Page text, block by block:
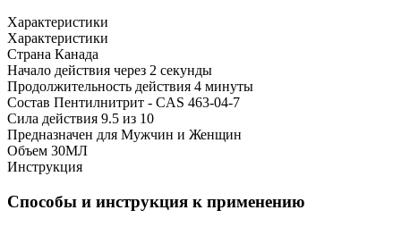
Характеристики
Характеристики
Страна Канада
Начало действия через 2 секунды
Продолжительность действия 4 минуты
Состав Пентилнитрит - CAS 463-04-7
Сила действия 9.5 из 10
Предназначен для Мужчин и Женщин
Объем 30МЛ
Инструкция
Способы и инструкция к применению